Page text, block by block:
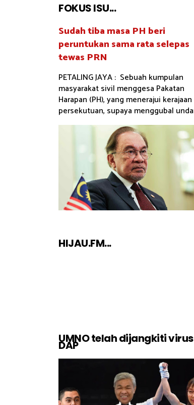
FOKUS ISU...
Sudah tiba masa PH beri
peruntukan sama rata selepas
tewas PRN
PETALING JAYA : Sebuah kumpulan
masyarakat sivil menggesa Pakatan
Harapan (PH), yang menerajui kerajaan
persekutuan, supaya menggubal
HIJAU.FM...
UMNO telah dijangkiti virus
DAP